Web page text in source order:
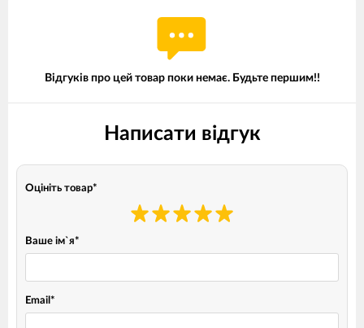
Відгуків про цей товар поки немає. Будьте першим!!
Написати відгук
Оцініть товар*
Ваше ім`я*
Email *